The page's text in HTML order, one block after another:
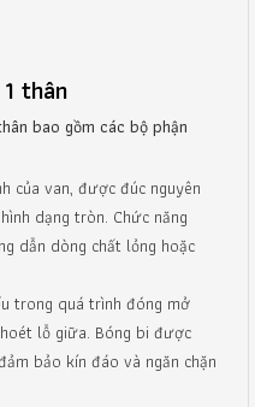
thân
bao gồm các bộ phận
của van, được đúc nguyên
dạng tròn. Chức năng
dẫn dòng chất lỏng hoặc
trong quá trình đóng mở
lỗ giữa. Bóng bi được
bảo kín đáo và ngăn chặn